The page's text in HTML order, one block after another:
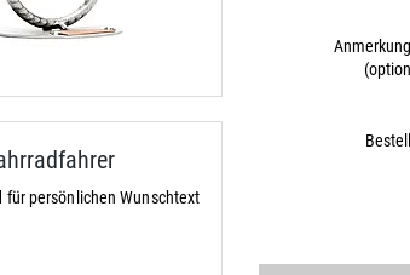
persönlichen Wunschtext